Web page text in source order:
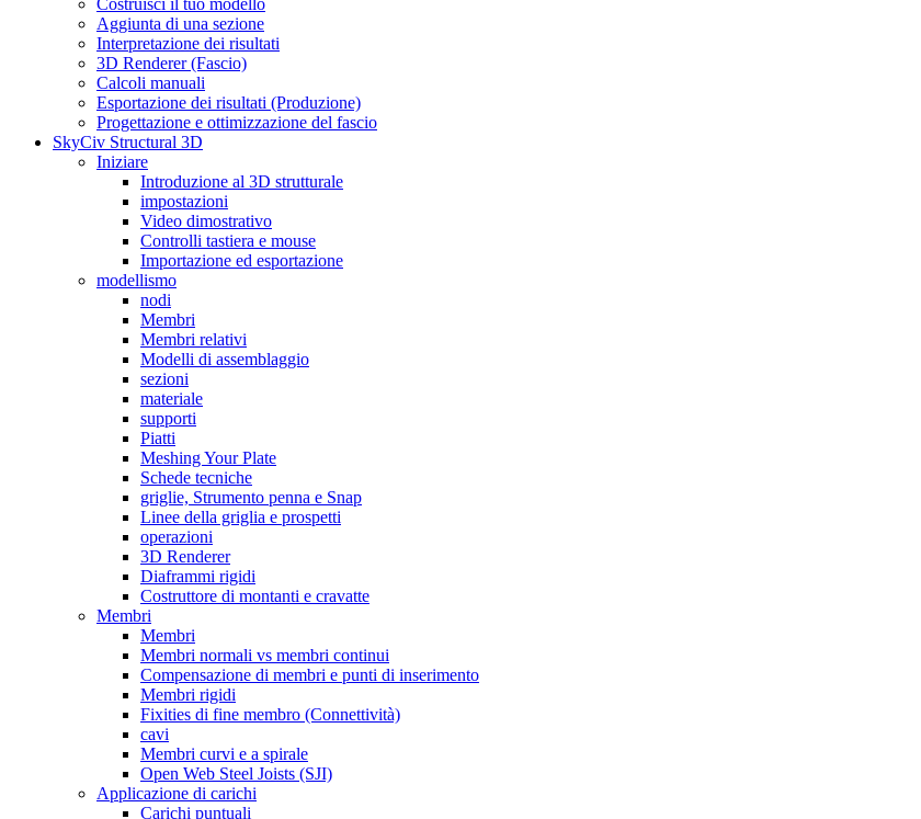
Costruisci il tuo modello
Aggiunta di una sezione
Interpretazione dei risultati
3D Renderer (Fascio)
Calcoli manuali
Esportazione dei risultati (Produzione)
Progettazione e ottimizzazione del fascio
SkyCiv Structural 3D
Iniziare
Introduzione al 3D strutturale
impostazioni
Video dimostrativo
Controlli tastiera e mouse
Importazione ed esportazione
modellismo
nodi
Membri
Membri relativi
Modelli di assemblaggio
sezioni
materiale
supporti
Piatti
Meshing Your Plate
Schede tecniche
griglie, Strumento penna e Snap
Linee della griglia e prospetti
operazioni
3D Renderer
Diaframmi rigidi
Costruttore di montanti e cravatte
Membri
Membri
Membri normali vs membri continui
Compensazione di membri e punti di inserimento
Membri rigidi
Fixities di fine membro (Connettività)
cavi
Membri curvi e a spirale
Open Web Steel Joists (SJI)
Applicazione di carichi
Carichi puntuali